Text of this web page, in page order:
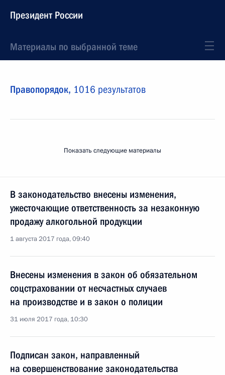
Президент России
Материалы по выбранной теме
Правопорядок, 1016 результатов
Показать следующие материалы
В законодательство внесены изменения,
ужесточающие ответственность за незаконную
продажу алкогольной продукции
1 августа 2017 года, 09:40
Внесены изменения в закон об обязательном
соцстраховании от несчастных случаев
на производстве и в закон о полиции
31 июля 2017 года, 10:30
Подписан закон, направленный
на совершенствование законодательства